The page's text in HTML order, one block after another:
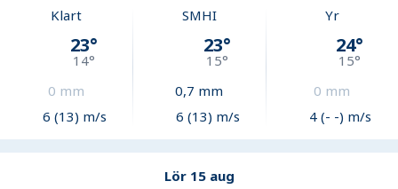
Klart
23°
14°
0 mm
6 (13) m/s
SMHI
23°
15°
0,7 mm
6 (13) m/s
Yr
24°
15°
0 mm
4 (- -) m/s
Lör 15 aug